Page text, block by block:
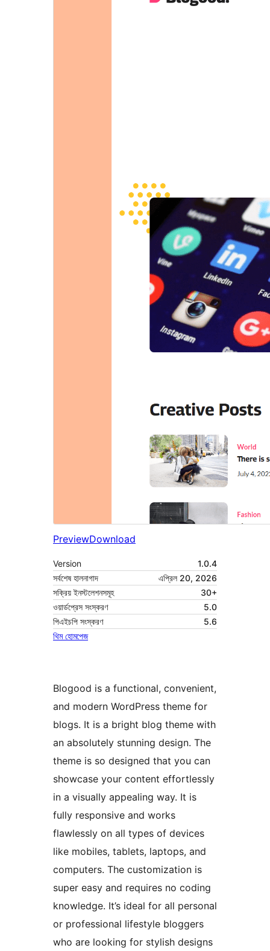
PreviewDownload
Version
1.0.4
সর্বশেষ হালনাগাদ
এপ্রিল 20, 2026
সক্রিয় ইনস্টলেশনসমূহ
30+
ওয়ার্ডপ্রেস সংস্করণ
5.0
পিএইচপি সংস্করণ
5.6
থিম হোমপেজ
Blogood is a functional, convenient,
and modern WordPress theme for
blogs. It is a bright blog theme with
an absolutely stunning design. The
theme is so designed that you can
showcase your content effortlessly
in a visually appealing way. It is
fully responsive and works
flawlessly on all types of devices
like mobiles, tablets, laptops, and
computers. The customization is
super easy and requires no coding
knowledge. It’s ideal for all personal
or professional lifestyle bloggers
who are looking for stylish designs